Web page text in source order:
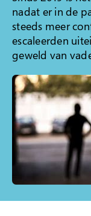
Over
Wat
nadat er in de
steeds meer
escaleerden
geweld van